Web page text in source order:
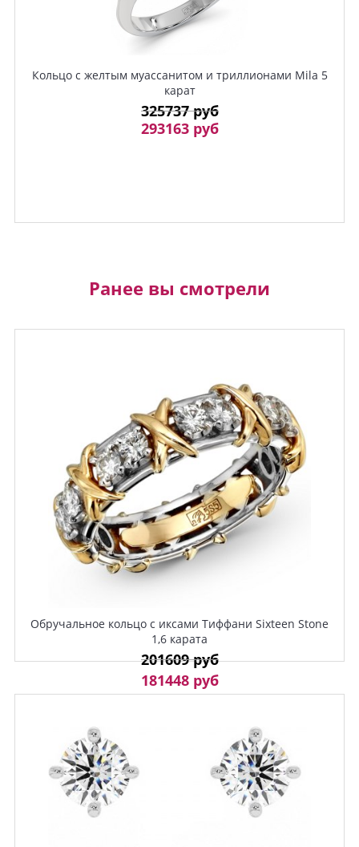
Кольцо с желтым муассанитом и триллионами Mila 5
карат
325737 руб
293163 руб
Ранее вы смотрели
Обручальное кольцо с иксами Тиффани Sixteen Stone
1,6 карата
201609 руб
181448 руб